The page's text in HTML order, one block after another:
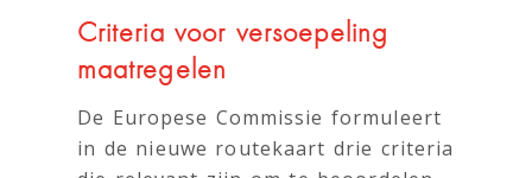
Criteria voor versoepeling
maatregelen
De Europese Commissie formuleert
in de nieuwe routekaart drie criteria